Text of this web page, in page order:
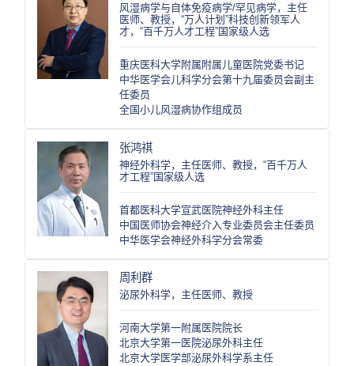
风湿病学与自体免疫病学/罕见病学，主任
医师、教授，“万人计划”科技创新领军人
才，“百千万人才工程”国家级人选
重庆医科大学附属附属儿童医院党委书记
中华医学会儿科学分会第十九届委员会副主
任委员
全国小儿风湿病协作组成员
张鸿祺
神经外科学，主任医师、教授，“百千万人
才工程”国家级人选
首都医科大学宣武医院神经外科主任
中国医师协会神经介入专业委员会主任委员
中华医学会神经外科学分会常委
周利群
泌尿外科学，主任医师、教授
河南大学第一附属医院院长
北京大学第一医院泌尿外科主任
北京大学医学部泌尿外科学系主任